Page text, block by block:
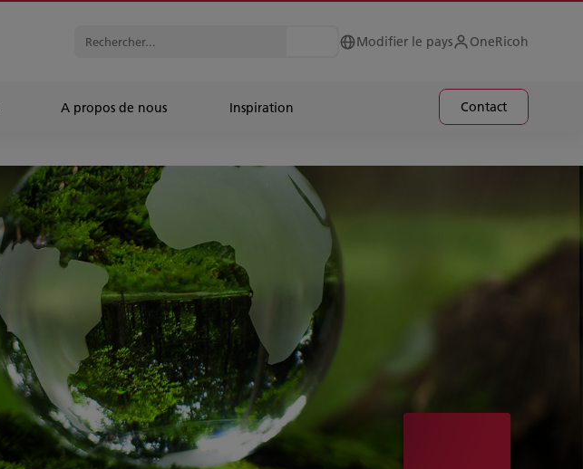
Modifier le pays OneRicoh
A propos de nous Inspiration Contact